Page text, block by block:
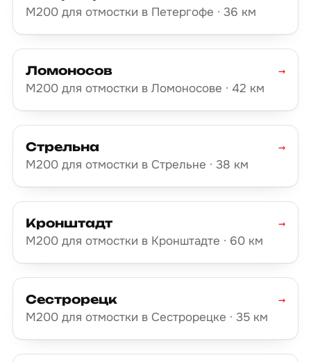
М200 для отмостки в Петергофе · 36 км
Ломоносов
М200 для отмостки в Ломоносове · 42 км
→
Стрельна
М200 для отмостки в Стрельне · 38 км
→
Кронштадт
М200 для отмостки в Кронштадте · 60 км
→
Сестрорецк
М200 для отмостки в Сестрорецке · 35 км
→